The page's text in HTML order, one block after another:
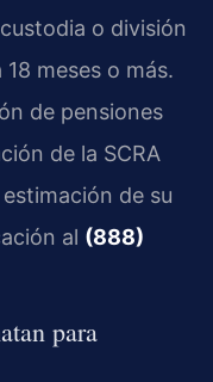
o división
meses o más.
de pensiones
de la SCRA
de su
al (888)
para